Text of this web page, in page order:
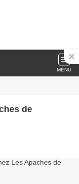
MENU